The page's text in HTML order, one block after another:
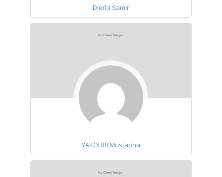
Djerbi Samir
YAKOUBI Mustapha